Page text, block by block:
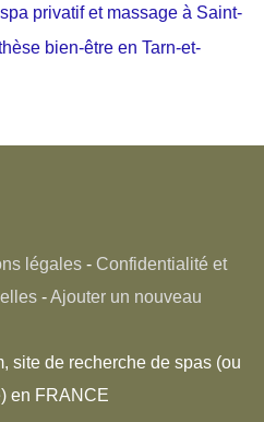
privatif et massage à Saint-
bien-être en Tarn-et-
légales- Confidentialité et
-Ajouter un nouveau
site de recherche de spas (ou
en FRANCE